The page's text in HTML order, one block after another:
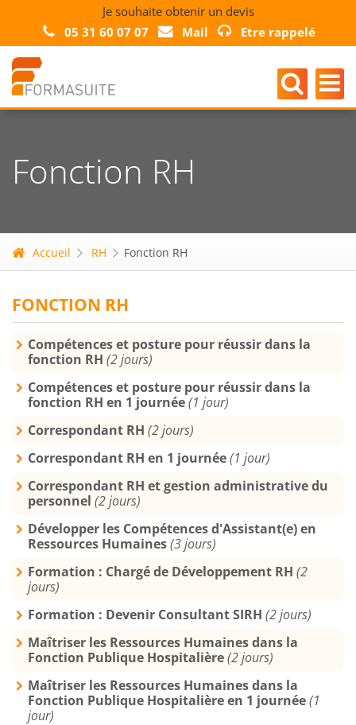
Je souhaite obtenir un devis
05 31 60 07 07
Mail Etre rappelé
Fonction RH
Accueil RH Fonction RH
FONCTION RH
Compétences et posture pour réussir dans la
fonction RH (2 jours)
Compétences et posture pour réussir dans la
fonction RH en 1 journée(1 jour)
Correspondant RH (2 jours)
Correspondant RH en 1 journée(1 jour)
Correspondant RH et gestion administrative du
personnel (2 jours)
Développer les Compétences d'Assistant(e) en
Ressources Humaines(3 jours)
Formation : Chargé de Développement RH (2
jours)
Formation : Devenir Consultant SIRH (2 jours)
Maîtriser les Ressources Humaines dans la
Fonction Publique Hospitalière(2 jours)
Maîtriser les Ressources Humaines dans la
Fonction Publique Hospitalière en 1 journée(1
jour)